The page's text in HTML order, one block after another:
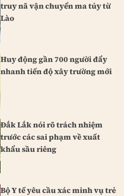
truy nã vận chuyển ma túy từ
Lào
Huy động gần 700 người đẩy
nhanh tiến độ xây trường mới
Đắk Lắk nói rõ trách nhiệm
trước các sai phạm về xuất
khẩu sầu riêng
Bộ Y tế yêu cầu xác minh vụ trẻ